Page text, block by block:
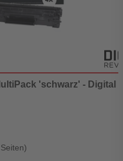
'schwarz' - Digital